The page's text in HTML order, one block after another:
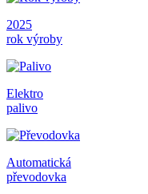
2025
rok výroby
Elektro
palivo
Automatická
převodovka